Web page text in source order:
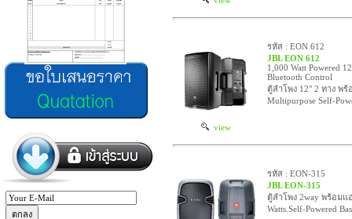
view
รหัส : EON 612
JBL EON 612
1,000 Watt Powered
Bluetooth Control
ตู้ลำโพง 12" 2 ทาง พร้
Multipurpose Self-
รหัส : EON-315
JBL EON-315
ตู้ลำโพง 2way พร้อมแ
Watts.Self-Powered